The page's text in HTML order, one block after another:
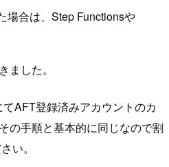
場合は、Step Functionsや
ました。
AFT登録済みアカウントのカ
の手順と基本的に同じなので割
い。